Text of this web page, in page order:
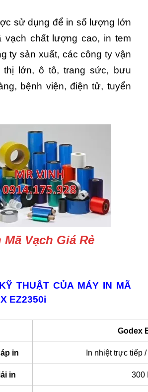
sử dụng để in số lượng lớn
vạch chất lượng cao, in tem
ty sản xuất, các công ty vận
thị lớn, ô tô, trang sức, bưu
bệnh viện, điện tử, tuyển
Vạch Giá Rẻ
THUẬT CỦA MÁY IN MÃ
EZ2350i
Godex
in In nhiệt trực tiếp
in 300